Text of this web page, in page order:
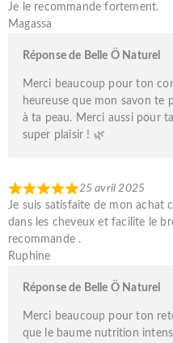
Je le recommande fortement.
Magassa
Réponse de Belle Ö Naturel
Merci beaucoup pour ton
heureuse que mon savon te
à ta peau. Merci aussi pour
super plaisir ! 🌿
25 avril 2025
Je suis satisfaite de mon achat
dans les cheveux et facilite le
recommande .
Ruphine
Réponse de Belle Ö Naturel
Merci beaucoup pour ton
que le baume nutrition